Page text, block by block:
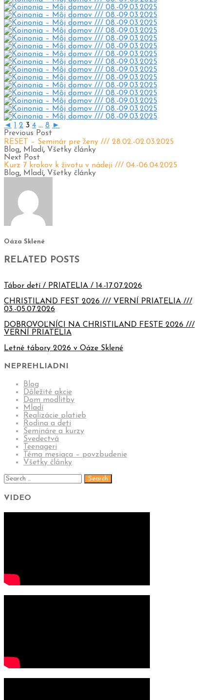
◄ 1 2 3 4 ... 8 ►
Previous Post
RESET – Seminár pre ženy /// 28.02.-02.03.2025
Blog, Mladí, Všetky články
Next Post
Kurz 7 krokov k životu v nádeji /// 04.-06.04.2025
Blog, Mladí, Všetky články
Oáza Sklené
RELATED POSTS
Tábor detí / PRIATELIA / 14.-17.07.2026
CHRISTILAND FEST 2026 /// VERNÍ PRIATELIA ///
03.-05.07.2026
DOBROVOĽNÍCI NA CHRISTILAND FESTE 2026 ///
VERNÍ PRIATELIA
Letné tábory 2026 v Oáze Sklené
NEPREHLIADNI
Blog
Dôležité akcie
Dom modlitby
Mladí
Realizácie platieb
Rodina a deti
Semináre a kurzy
Svedectvá
Teenageri
Téma mesiaca – povzbudenie
Všetky články
VIDEO